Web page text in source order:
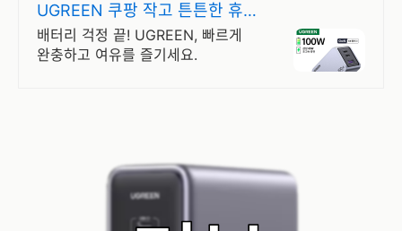
UGREEN 쿠팡 작고 튼튼한 휴
대 필수템
배터리 걱정 끝! UGREEN, 빠르게
완충하고 여유를 즐기세요.